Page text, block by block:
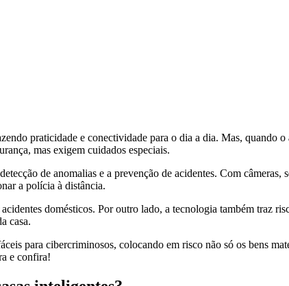
praticidade e conectividade para o dia a dia. Mas, quando
mas exigem cuidados especiais.
de anomalias e a prevenção de acidentes. Com câmeras,
a polícia à distância.
domésticos. Por outro lado, a tecnologia também traz
casa.
para cibercriminosos, colocando em risco não só os bens
e confira!